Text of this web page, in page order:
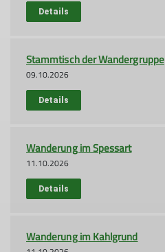
Details
Stammtisch der Wandergruppe
09.10.2026
Details
Wanderung im Spessart
11.10.2026
Details
Wanderung im Kahlgrund